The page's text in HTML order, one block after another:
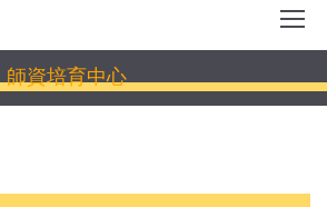
師資培育中心